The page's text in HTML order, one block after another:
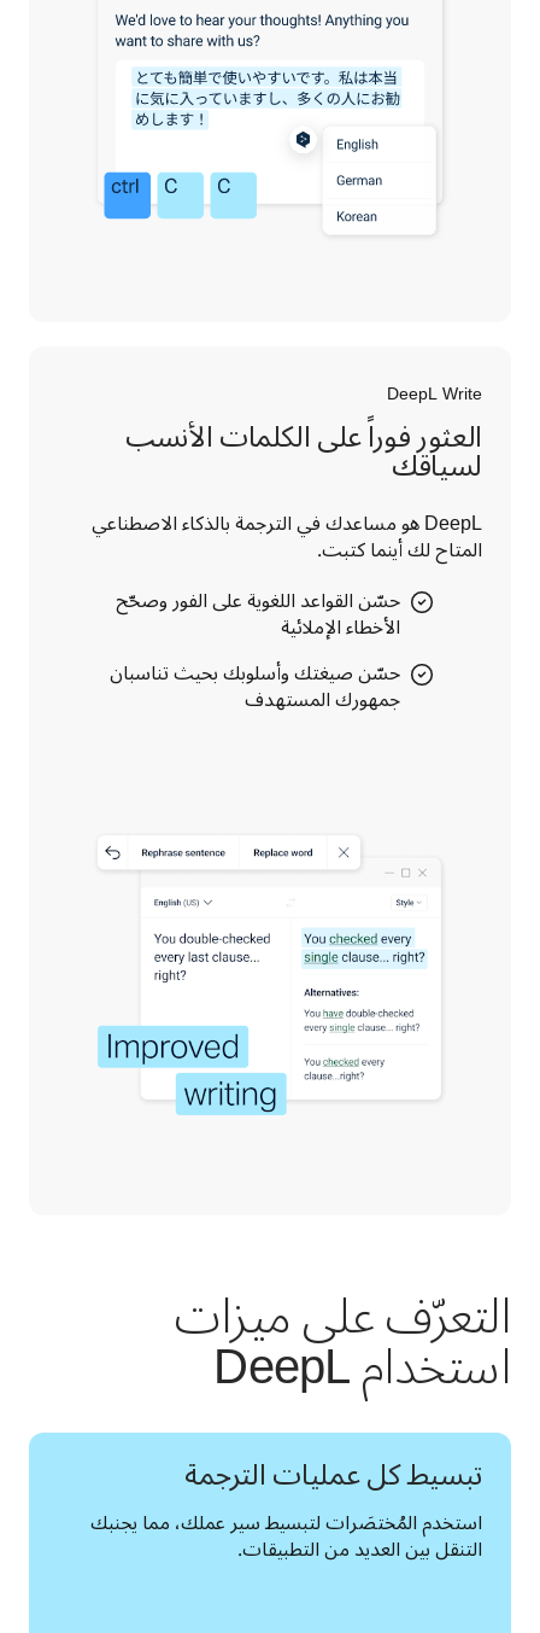
DeepL Write
العثور فوراً على الكلمات الأنسب
لسياقك
المتاح لك أينما كتبت.
حسّن القواعد اللغوية على الفور وصحّح
الأخطاء الإملائية
حسّن صيغتك وأسلوبك بحيث تناسبان
جمهورك المستهدف
التعرّف على ميزات
استخدام DeepL
تبسيط كل عمليات الترجمة
التنقل بين العديد من التطبيقات.